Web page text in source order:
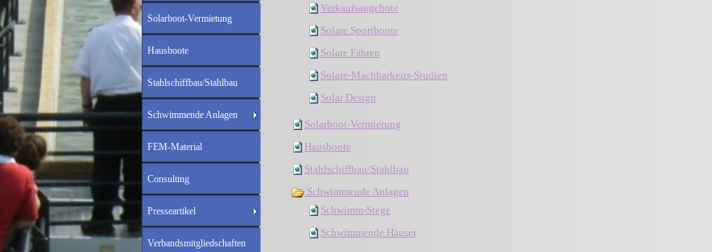
Solarboot-Vermietung
Hausboote
Stahlschiffbau/Stahlbau
Schwimmende Anlagen
FEM-Material
Consulting
Presseartikel
Verbandsmitgliedschaften
Verkaufsangebote
Solare Sportboote
Solare Fähren
Solare-Machbarkeits-Studien
Solar Design
Solarboot-Vermietung
Hausboote
Stahlschiffbau/Stahlbau
Schwimmende Anlagen
Schwimm-Stege
Schwimmende Häuser